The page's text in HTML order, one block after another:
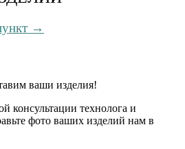
→
ваши изделия!
консультации технолога и
фото ваших изделий нам в